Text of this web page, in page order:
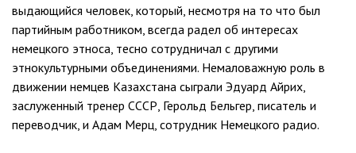
выдающийся человек, который, несмотря на то что был
партийным работником, всегда радел об интересах
немецкого этноса, тесно сотрудничал с другими
этнокультурными объединениями. Немаловажную роль в
движении немцев Казахстана сыграли Эдуард Айрих,
заслуженный тренер СССР, Герольд Бельгер, писатель и
переводчик, и Адам Мерц, сотрудник Немецкого радио.